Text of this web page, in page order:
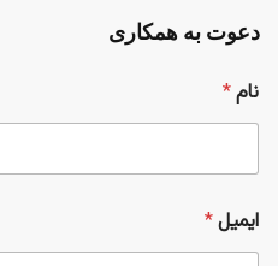
دعوت به همکاری
نام*
ش
م
ا
ایمیل*